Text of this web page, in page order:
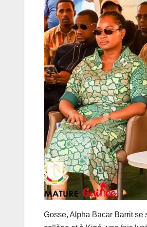
Gosse, Alpha Bacar Barrit